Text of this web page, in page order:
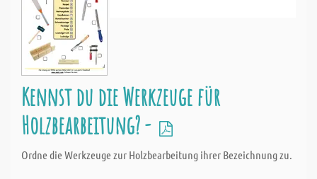
Kennst du die Werkzeuge für
Holzbearbeitung? -
Ordne die Werkzeuge zur Holzbearbeitung ihrer Bezeichnung zu.